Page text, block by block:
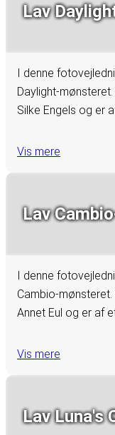
Lav
I denne
Daylight-
Silke Engels og er
Vis mere
Lav
I denne
Cambio-
Annet Eul og er af
Vis mere
Lav Luna's